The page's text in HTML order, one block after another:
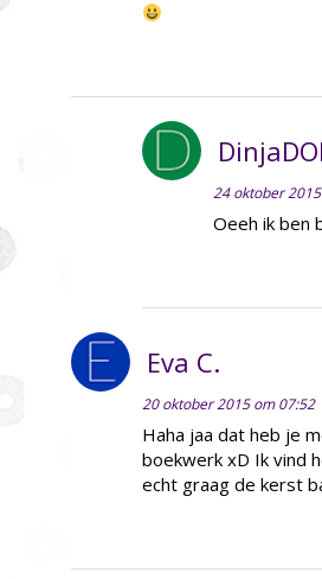
24 oktober
Oeeh ik ben
Eva C.
20 oktober 2015 om 07:52
Haha jaa dat heb je
boekwerk xD Ik vind
echt graag de kerst